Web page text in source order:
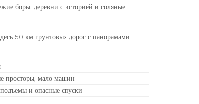
боры, деревни с историей и соляные
50 км грунтовых дорог с панорамами
просторы, мало машин
и опасные спуски